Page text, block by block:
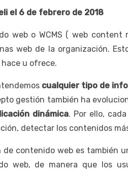
el 6 de febrero de 2018
web o WCMS ( web
web de la organización.
hace u ofrece.
cualquier tipo de
gestión también ha
dinámica. Por ello,
detectar los contenidos
de contenido web es también
web, de manera que los